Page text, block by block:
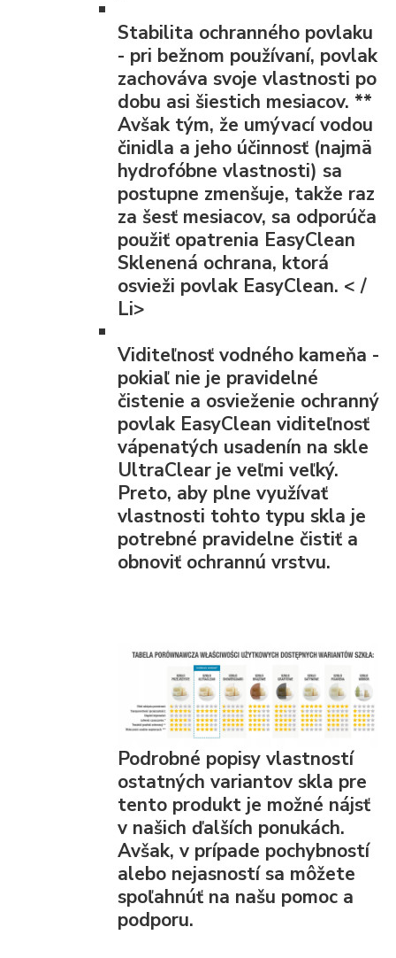
Stabilita ochranného povlaku
- pri bežnom používaní, povlak
zachováva svoje vlastnosti po
dobu asi šiestich mesiacov. **
Avšak tým, že umývací vodou
činidla a jeho účinnosť (najmä
hydrofóbne vlastnosti) sa
postupne zmenšuje, takže raz
za šesť mesiacov, sa odporúča
použiť opatrenia EasyClean
Sklenená ochrana, ktorá
osvieži povlak EasyClean. < /
Li>
Viditeľnosť vodného kameňa -
pokiaľ nie je pravidelné
čistenie a osvieženie ochranný
povlak EasyClean viditeľnosť
vápenatých usadenín na skle
UltraClear je veľmi veľký.
Preto, aby plne využívať
vlastnosti tohto typu skla je
potrebné pravidelne čistiť a
obnoviť ochrannú vrstvu.
Podrobné popisy vlastností
ostatných variantov skla pre
tento produkt je možné nájsť
v našich ďalších ponukách.
Avšak, v prípade pochybností
alebo nejasností sa môžete
spoľahnúť na našu pomoc a
podporu.